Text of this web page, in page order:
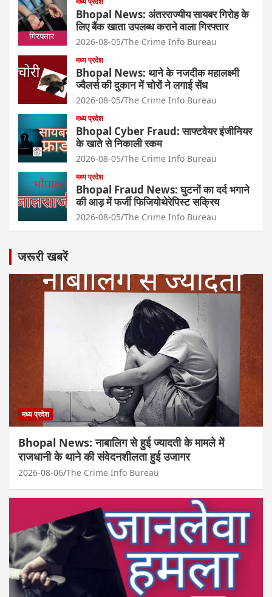
Bhopal News: अंतरराज्यीय सायबर गिरोह के
लिए बैंक खाता उपलब्ध कराने वाला गिरफ्तार
2026-08-05 The Crime Info Bureau
मध्य प्रदेश
Bhopal News: थाने के नजदीक महालक्ष्मी
ज्वैलर्स की दुकान में चोरों ने लगाई सेंध
2026-08-05 The Crime Info Bureau
मध्य प्रदेश
Bhopal Cyber Fraud: साफ्टवेयर इंजीनियर
के खाते से निकाली रकम
2026-08-05 The Crime Info Bureau
मध्य प्रदेश
Bhopal Fraud News: घुटनों का दर्द भगाने
की आड़ में फर्जी फिजियोथेरेपिस्ट सक्रिय
2026-08-05 The Crime Info Bureau
जरूरी खबरें
मध्य प्रदेश
Bhopal News: नाबालिग से हुई ज्यादती के मामले में
राजधानी के थाने की संवेदनशीलता हुई उजागर
2026-08-06 The Crime Info Bureau